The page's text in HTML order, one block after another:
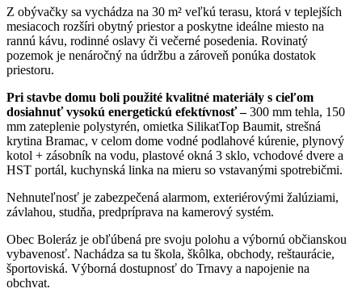
Z obývačky sa vychádza na 30 m² veľkú terasu, ktorá v teplejších
mesiacoch rozšíri obytný priestor a poskytne ideálne miesto na
rannú kávu, rodinné oslavy či večerné posedenia. Rovinatý
pozemok je nenáročný na údržbu a zároveň ponúka dostatok
priestoru.
Pri stavbe domu boli použité kvalitné materiály s cieľom
dosiahnuť vysokú energetickú efektívnosť –300 mm tehla, 150
mm zateplenie polystyrén, omietka SilikatTop Baumit, strešná
krytina Bramac, v celom dome vodné podlahové kúrenie, plynový
kotol + zásobník na vodu, plastové okná 3 sklo, vchodové dvere a
HST portál, kuchynská linka na mieru so vstavanými spotrebičmi.
Nehnuteľnosť je zabezpečená alarmom, exteriérovými žalúziami,
závlahou, studňa, predpríprava na kamerový systém.
Obec Boleráz je obľúbená pre svoju polohu a výbornú občianskou
vybavenosť. Nachádza sa tu škola, škôlka, obchody, reštaurácie,
športoviská. Výborná dostupnosť do Trnavy a napojenie na
obchvat.